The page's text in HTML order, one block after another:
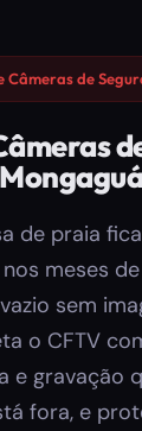
Câmeras de
de praia
meses
sem
o CFTV
e gravação
fora, e